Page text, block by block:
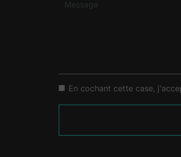
En cochant cette case,